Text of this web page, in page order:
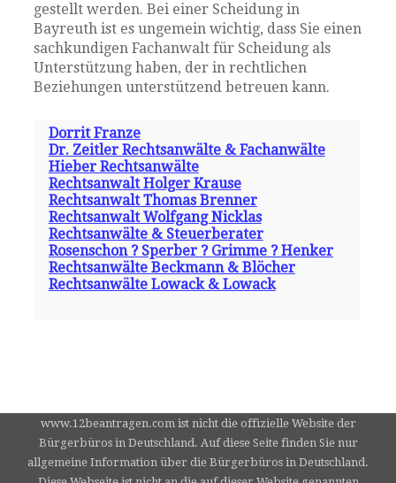
gestellt werden. Bei einer Scheidung in
Bayreuth ist es ungemein wichtig, dass Sie einen
sachkundigen Fachanwalt für Scheidung als
Unterstützung haben, der in rechtlichen
Beziehungen unterstützend betreuen kann.
Dorrit Franze
Dr. Zeitler Rechtsanwälte & Fachanwälte
Hieber Rechtsanwälte
Rechtsanwalt Holger Krause
Rechtsanwalt Thomas Brenner
Rechtsanwalt Wolfgang Nicklas
Rechtsanwälte & Steuerberater
Rosenschon ? Sperber ? Grimme ? Henker
Rechtsanwälte Beckmann & Blöcher
Rechtsanwälte Lowack & Lowack
www.12beantragen.com ist nicht die offizielle Website der
Bürgerbüros in Deutschland. Auf diese Seite finden Sie nur
allgemeine Information über die Bürgerbüros in Deutschland.